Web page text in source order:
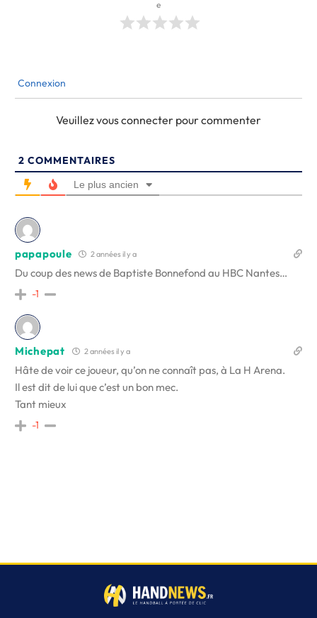
e
Connexion
Veuillez vous connecter pour commenter
2 COMMENTAIRES
Le plus ancien
papapoule 2 années il y a
Du coup des news de Baptiste Bonnefond au HBC Nantes…
-1
Michepat 2 années il y a
Hâte de voir ce joueur, qu’on ne connaît pas, à La H Arena.
Il est dit de lui que c’est un bon mec.
Tant mieux
-1